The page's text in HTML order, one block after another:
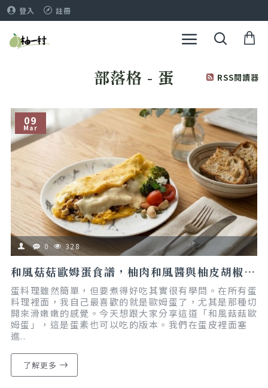
登入 註冊
部落格 - 蛋 RSS閱讀器
09
Mar
0 328
和風菇菇歐姆蛋食譜，柚肉和風醬與柚皮胡椒鹽的美味組合｜懶人食譜｜減脂友善
蛋料理雖然簡單，但要煮得好吃其實很有學問。在所有蛋
料理裡面，我自己最喜歡的就是歐姆蛋了，尤其是那種切
開來滑嫩嫩的感覺。今天想跟大家分享這道「和風菇菇歐
姆蛋」，這是蛋素也可以吃的版本。我們在蛋皮裡面塞
進..
了解更多